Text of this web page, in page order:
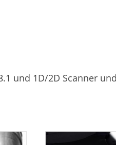
und 1D/2D Scanner